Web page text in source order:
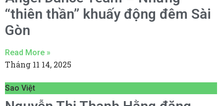
“thiên thần” khuấy động đêm Sài
Gòn
Read More »
Tháng 11 14, 2025
Sao Việt